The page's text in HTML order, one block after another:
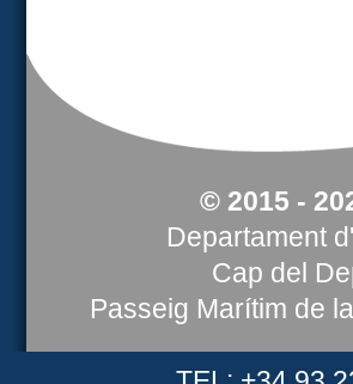
© 2015 -
Departament
Cap del
Passeig Marítim de